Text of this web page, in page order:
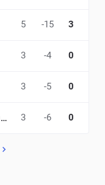
5 -15 3
3 -4 0
3 -5 0
Новооризонтино Куритиба U-11 3 -6 0